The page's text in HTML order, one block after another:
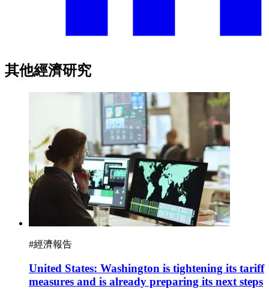
其他經濟研究
#經濟報告
United States: Washington is tightening its tariff
measures and is already preparing its next steps